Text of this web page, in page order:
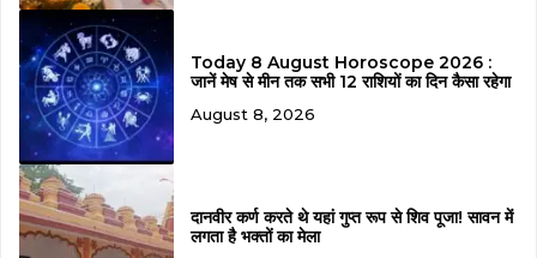
Today 8 August Horoscope 2026 :
जानें मेष से मीन तक सभी 12 राशियों का दिन कैसा रहेगा
August 8, 2026
दानवीर कर्ण करते थे यहां गुप्त रूप से शिव पूजा! सावन में
लगता है भक्तों का मेला